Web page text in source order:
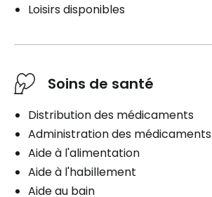
Loisirs disponibles
Soins de santé
Distribution des médicaments
Administration des médicaments
Aide à l'alimentation
Aide à l'habillement
Aide au bain